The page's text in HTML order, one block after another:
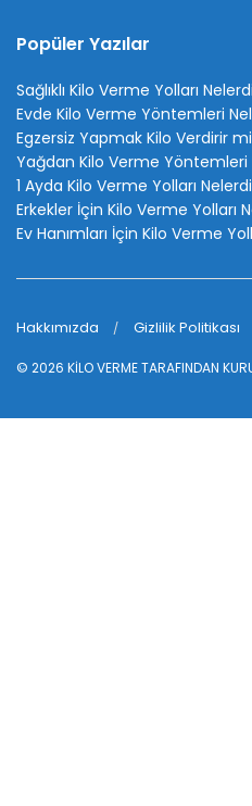
Popüler Yazılar
Sağlıklı Kilo Verme Yolları
Evde Kilo Verme Yöntemleri
Egzersiz Yapmak Kilo Verdirir
Yağdan Kilo Verme Yöntemleri
1 Ayda Kilo Verme Yolları
Erkekler İçin Kilo Verme Yolları
Ev Hanımları İçin Kilo Verme
Hakkımızda Gizlilik Politikası
© 2026 KİLO VERMETARAFINDAN